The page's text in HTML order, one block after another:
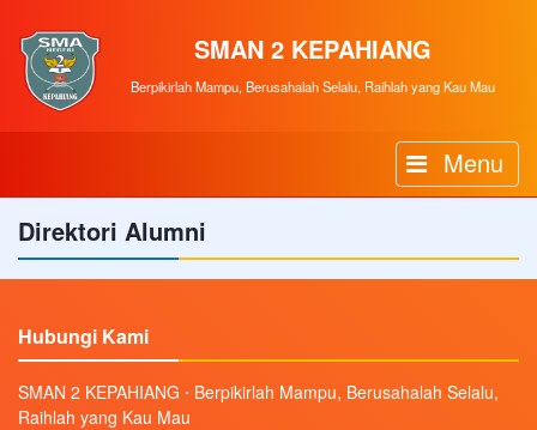
SMAN 2 KEPAHIANG
Berpikirlah Mampu, Berusahalah Selalu, Raihlah yang Kau Mau
Menu
Direktori Alumni
Hubungi Kami
SMAN 2 KEPAHIANG ⋅ Berpikirlah Mampu, Berusahalah Selalu,
Raihlah yang Kau Mau